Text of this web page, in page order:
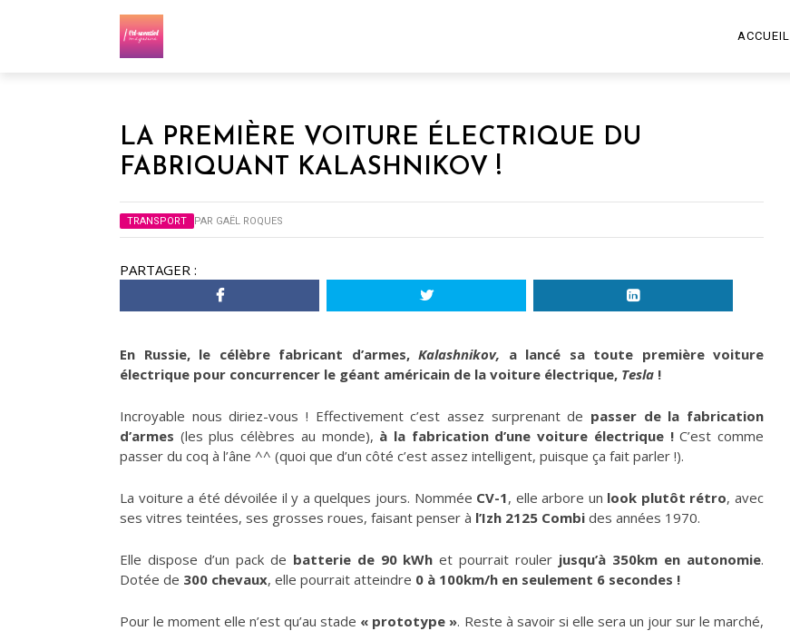
ACCUEIL
LA PREMIÈRE VOITURE ÉLECTRIQUE DU
FABRIQUANT KALASHNIKOV !
TRANSPORT PAR GAËL ROQUES
PARTAGER :
En Russie, le célèbre fabricant d’armes, Kalashnikov, a lancé sa toute première voiture
électrique pour concurrencer le géant américain de la voiture électrique, Tesla !
Incroyable nous diriez-vous ! Effectivement c’est assez surprenant de passer de la fabrication
d’armes (les plus célèbres au monde), à la fabrication d’une voiture électrique !C’est comme
passer du coq à l’âne ^^ (quoi que d’un côté c’est assez intelligent, puisque ça fait parler !).
La voiture a été dévoilée il y a quelques jours. Nommée CV-1, elle arbore un look plutôt rétro, avec
ses vitres teintées, ses grosses roues, faisant penser à l’Izh 2125 Combi des années 1970.
Elle dispose d’un pack de batterie de 90 kWh et pourrait rouler jusqu’à 350km en autonomie.
Dotée de 300 chevaux, elle pourrait atteindre 0 à 100km/h en seulement 6 secondes !
Pour le moment elle n’est qu’au stade « prototype ». Reste à savoir si elle sera un jour sur le marché,